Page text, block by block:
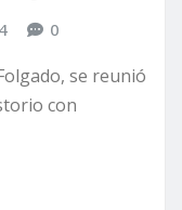
0
se reunió
con